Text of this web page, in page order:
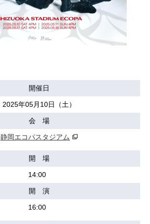
開催日
2025年05月10日（土）
会 場
静岡エコパスタジアム
開 場
14:00
開 演
16:00